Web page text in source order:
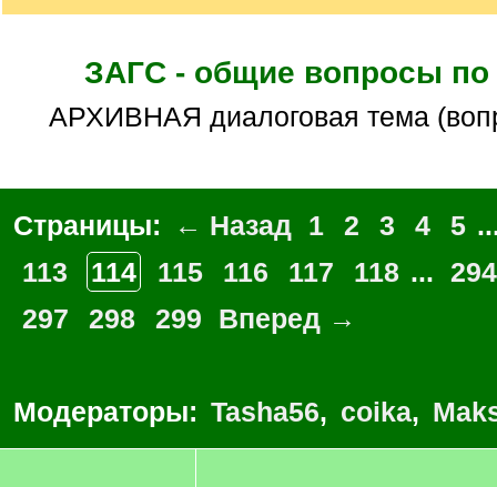
ЗАГС - общие вопросы по
АРХИВНАЯ диалоговая тема
Страницы: ← Назад 1 2 3 4 5
113
114 115 116 117 118 ... 294
297
298 299 Вперед →
Модераторы: Tasha56, coika,